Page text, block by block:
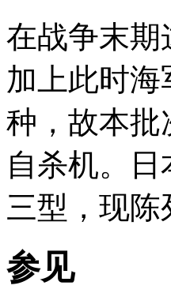
在战争末期
加上此时
种，故本批
自杀机。
三型，现陈
参见